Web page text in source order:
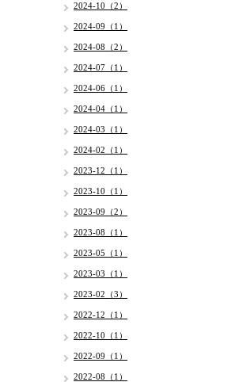
2024-10（2）
2024-09（1）
2024-08（2）
2024-07（1）
2024-06（1）
2024-04（1）
2024-03（1）
2024-02（1）
2023-12（1）
2023-10（1）
2023-09（2）
2023-08（1）
2023-05（1）
2023-03（1）
2023-02（3）
2022-12（1）
2022-10（1）
2022-09（1）
2022-08（1）